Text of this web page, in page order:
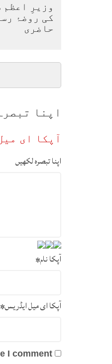
وزیرِ
کی روضۂ
حاضری
اپنا
آپکا ای
اپنا تبصرہ لکھیں
آپکا نام*
آپکا ای میل ایڈریس*
I comment.